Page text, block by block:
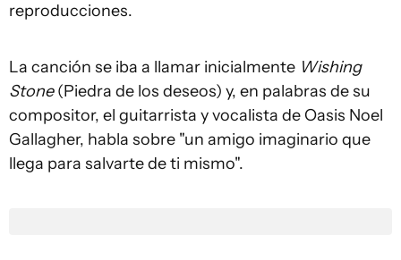
reproducciones.
La canción se iba a llamar inicialmente Wishing
Stone(Piedra de los deseos) y, en palabras de su
compositor, el guitarrista y vocalista de Oasis Noel
Gallagher, habla sobre "un amigo imaginario que
llega para salvarte de ti mismo".